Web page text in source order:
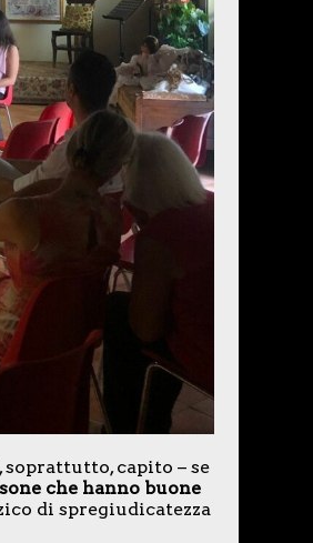
capito – se
che hanno buone
di spregiudicatezza